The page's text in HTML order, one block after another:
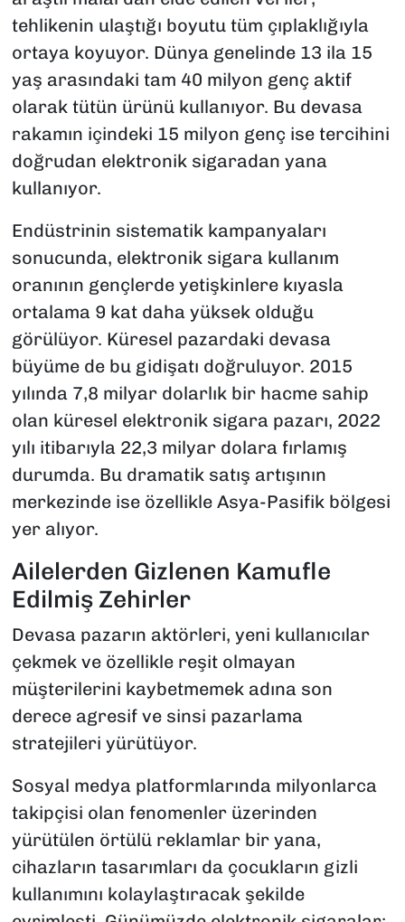
tehlikenin ulaştığı boyutu tüm çıplaklığıyla
ortaya koyuyor. Dünya genelinde 13 ila 15
yaş arasındaki tam 40 milyon genç aktif
olarak tütün ürünü kullanıyor. Bu devasa
rakamın içindeki 15 milyon genç ise tercihini
doğrudan elektronik sigaradan yana
kullanıyor.
Endüstrinin sistematik kampanyaları
sonucunda, elektronik sigara kullanım
oranının gençlerde yetişkinlere kıyasla
ortalama 9 kat daha yüksek olduğu
görülüyor. Küresel pazardaki devasa
büyüme de bu gidişatı doğruluyor. 2015
yılında 7,8 milyar dolarlık bir hacme sahip
olan küresel elektronik sigara pazarı, 2022
yılı itibarıyla 22,3 milyar dolara fırlamış
durumda. Bu dramatik satış artışının
merkezinde ise özellikle Asya-Pasifik bölgesi
yer alıyor.
Ailelerden Gizlenen Kamufle
Edilmiş Zehirler
Devasa pazarın aktörleri, yeni kullanıcılar
çekmek ve özellikle reşit olmayan
müşterilerini kaybetmemek adına son
derece agresif ve sinsi pazarlama
stratejileri yürütüyor.
Sosyal medya platformlarında milyonlarca
takipçisi olan fenomenler üzerinden
yürütülen örtülü reklamlar bir yana,
cihazların tasarımları da çocukların gizli
kullanımını kolaylaştıracak şekilde